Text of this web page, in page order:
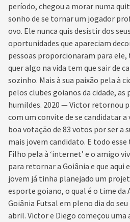
período, chegou a morar numa
sonho de se tornar um jogador
ovo. Ele nunca quis desistir dos
oportunidades que apareciam
pessoas proporcionaram para ele,
quer algo na vida tem que sair de
sozinho. Mais à sua paixão pela à
pelos clubes goianos da cidade, as
humildes. 2020 — Victor retornou
com um convite de se candidatar a
boa votação de 83 votos por ser a
mais jovem candidato. E todo
Filho pela à ‘internet’ e o amigo
para retornar a Goiânia e que aqui
jovem já tinha planejado um
esporte goiano, o qual é o time da
Goiânia Futsal em pleno dia do
abril. Victor e Diego começou